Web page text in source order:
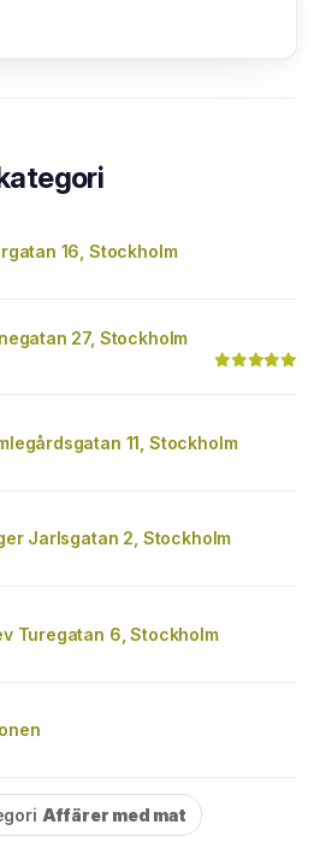
16, Stockholm
27, Stockholm
11, Stockholm
Jarlsgatan 2, Stockholm
Turegatan 6, Stockholm
Affärer med mat